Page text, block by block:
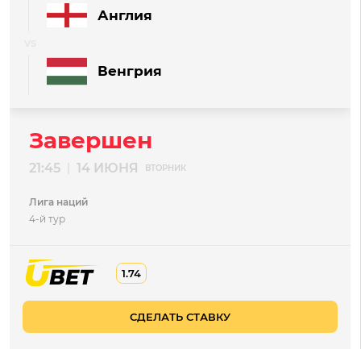
Англия
Венгрия
Завершен
21:45 14 ИЮНЯ ВТОРНИК
Лига наций
4-й тур
1.74
СДЕЛАТЬ СТАВКУ